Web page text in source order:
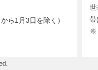
ら1月3日を除く）
世
帯)
※